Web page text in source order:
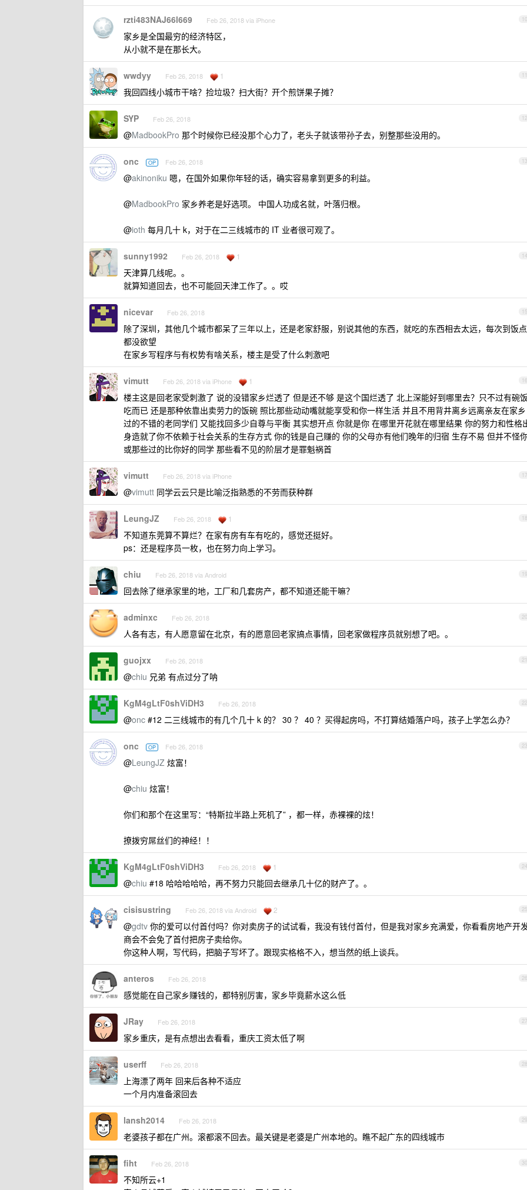
10
rzti483NAJ66l669 Feb 26, 2018 via iPhone
家乡是全国最穷的经济特区，
从小就不是在那长大。
11
wwdyy Feb 26, 2018 1
我回四线小城市干啥？捡垃圾？扫大街？开个煎饼果子摊？
12
SYP Feb 26, 2018
@MadbookPro 那个时候你已经没那个心力了，老头子就该带孙子去，别整那些没用的。
13
onc OP Feb 26, 2018
@akinoniku 嗯，在国外如果你年轻的话，确实容易拿到更多的利益。
@MadbookPro 家乡养老是好选项。 中国人功成名就，叶落归根。
@ioth 每月几十 k，对于在二三线城市的 IT 业者很可观了。
14
sunny1992 Feb 26, 2018 1
天津算几线呢。。
就算知道回去，也不可能回天津工作了。。哎
15
nicevar Feb 26, 2018
除了深圳，其他几个城市都呆了三年以上，还是老家舒服，别说其他的东西，就吃的东西相去太远，每次到饭点
都没欲望
在家乡写程序与有权势有啥关系，楼主是受了什么刺激吧
16
vimutt Feb 26, 2018 via iPhone 1
楼主这是回老家受刺激了 说的没错家乡烂透了 但是还不够 是这个国烂透了 北上深能好到哪里去？只不过有碗饭
吃而已 还是那种依靠出卖劳力的饭碗 照比那些动动嘴就能享受和你一样生活 并且不用背井离乡远离亲友在家乡
过的不错的老同学们 又能找回多少自尊与平衡 其实想开点 你就是你 在哪里开花就在哪里结果 你的努力和性格
身造就了你不依赖于社会关系的生存方式 你的钱是自己赚的 你的父母亦有他们晚年的归宿 生存不易 但并不怪
或那些过的比你好的同学 那些看不见的阶层才是罪魁祸首
17
vimutt Feb 26, 2018 via iPhone
@vimutt 同学云云只是比喻泛指熟悉的不劳而获种群
18
LeungJZ Feb 26, 2018 1
不知道东莞算不算烂？在家有房有车有吃的，感觉还挺好。
ps：还是程序员一枚，也在努力向上学习。
19
chiu Feb 26, 2018 via Android
回去除了继承家里的地，工厂和几套房产，都不知道还能干嘛？
20
adminxc Feb 26, 2018
人各有志，有人愿意留在北京，有的愿意回老家搞点事情，回老家做程序员就别想了吧。。
21
guojxx Feb 26, 2018
@chiu 兄弟 有点过分了呐
22
KgM4gLtF0shViDH3 Feb 26, 2018
@onc #12 二三线城市的有几个几十 k 的？ 30 ？ 40 ？买得起房吗，不打算结婚落户吗，孩子上学怎么办？
23
onc OP Feb 26, 2018
@LeungJZ 炫富！
@chiu 炫富！
你们和那个在这里写：“特斯拉半路上死机了” ，都一样，赤裸裸的炫！
撩拨穷屌丝们的神经！！
24
KgM4gLtF0shViDH3 Feb 26, 2018 1
@chiu #18 哈哈哈哈哈，再不努力只能回去继承几十亿的财产了。。
25
cisisustring Feb 26, 2018 via Android 2
@gdtv 你的爱可以付首付吗？你对卖房子的试试看，我没有钱付首付，但是我对家乡充满爱，你看看房地产开
商会不会免了首付把房子卖给你。
你这种人啊，写代码，把脑子写坏了。跟现实格格不入，想当然的纸上谈兵。
26
anteros Feb 26, 2018
感觉能在自己家乡赚钱的，都特别厉害，家乡毕竟薪水这么低
27
JRay Feb 26, 2018
家乡重庆，是有点想出去看看，重庆工资太低了啊
28
userff Feb 26, 2018
上海漂了两年 回来后各种不适应
一个月内准备滚回去
29
lansh2014 Feb 26, 2018
老婆孩子都在广州。滚都滚不回去。最关键是老婆是广州本地的。瞧不起广东的四线城市
30
fiht Feb 26, 2018
不知所云+1